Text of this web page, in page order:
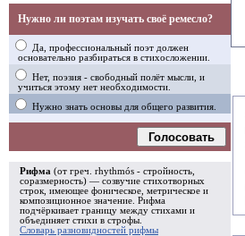
Нужно ли поэтам изучать своё ремесло?
Да, профессиональный поэт должен
основательно разбираться в стихосложении.
Нет, поэзия - свободный полёт мысли, и
учиться этому нет необходимости.
Нужно знать основы для общего развития.
Голосовать
Рифма (от греч. rhythmós - стройность,
соразмерность) — созвучие стихотворных
строк, имеющее фоническое, метрическое и
композиционное значение. Рифма
подчёркивает границу между стихами и
объединяет стихи в строфы
Словарь разновидностей рифмы